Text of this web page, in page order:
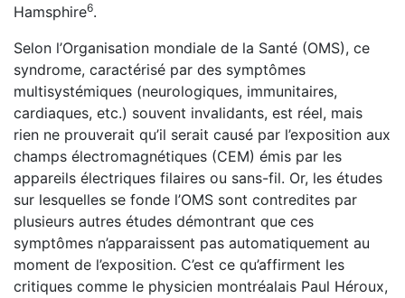
Hamsphire6.
Selon l’Organisation mondiale de la Santé (OMS), ce
syndrome, caractérisé par des symptômes
multisystémiques (neurologiques, immunitaires,
cardiaques, etc.) souvent invalidants, est réel, mais
rien ne prouverait qu’il serait causé par l’exposition aux
champs électromagnétiques (CEM) émis par les
appareils électriques filaires ou sans-fil. Or, les études
sur lesquelles se fonde l’OMS sont contredites par
plusieurs autres études démontrant que ces
symptômes n’apparaissent pas automatiquement au
moment de l’exposition. C’est ce qu’affirment les
critiques comme le physicien montréalais Paul Héroux,